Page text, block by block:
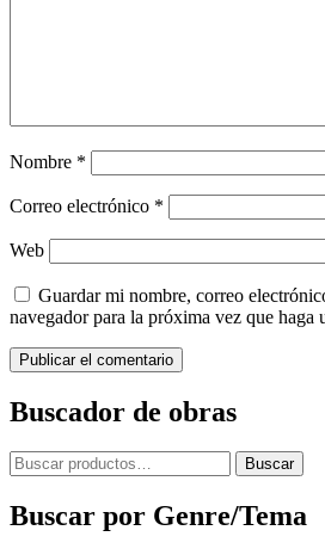
Nombre *
Correo electrónico *
Web
Guardar mi nombre, correo
navegador para la próxima vez que haga
Buscador de obras
Buscar
por:
Buscar
Buscar por Genre/Tema